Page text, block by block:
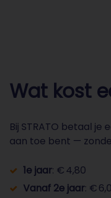
Wat kost
Bij STRATO betaal
aan toe bent —
1e jaar: € 4,80
Vanaf 2e jaar: €